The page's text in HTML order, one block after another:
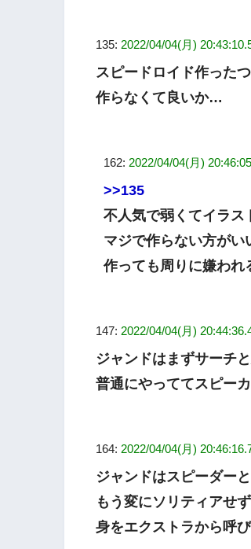
135: 2022/04/04(月)
スピードロイド作った
作らなくて良いか…
162: 2022/04/04(月)
>>135
不人気で弱くてイラス
マジで作らない方がい
作っても周りに嫌われ
147: 2022/04/04(月)
ジャンドはまずサーチ
普通にやっててスピー
164: 2022/04/04(月)
ジャンドはスピーダー
もう変にソリティアせ
身をエクストラから呼